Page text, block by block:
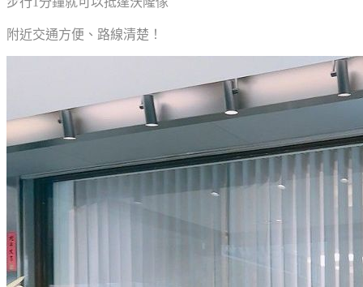
附近交通方便、路線清楚！